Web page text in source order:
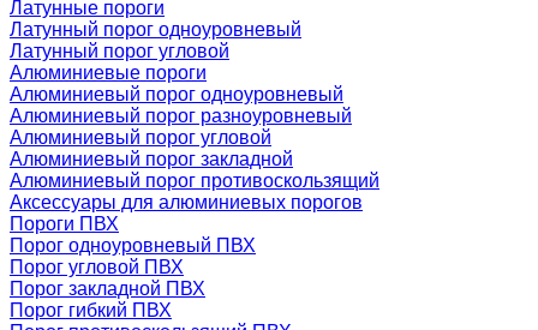
Латунные пороги
Латунный порог одноуровневый
Латунный порог угловой
Алюминиевые пороги
Алюминиевый порог одноуровневый
Алюминиевый порог разноуровневый
Алюминиевый порог угловой
Алюминиевый порог закладной
Алюминиевый порог противоскользящий
Аксессуары для алюминиевых порогов
Пороги ПВХ
Порог одноуровневый ПВХ
Порог угловой ПВХ
Порог закладной ПВХ
Порог гибкий ПВХ